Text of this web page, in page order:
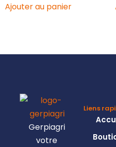
Ajouter au panier
Gerpiagri
votre
Liens